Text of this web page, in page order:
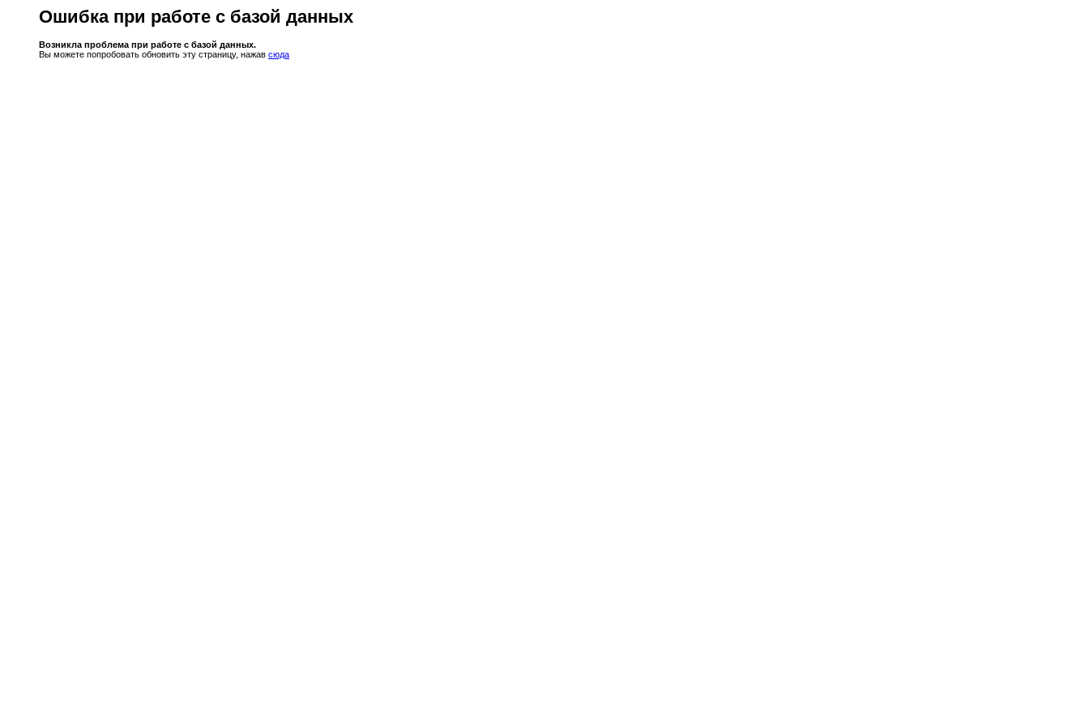
Ошибка при работе с базой данных
Возникла проблема при работе с базой данных.
Вы можете попробовать обновить эту страницу, нажав сюда